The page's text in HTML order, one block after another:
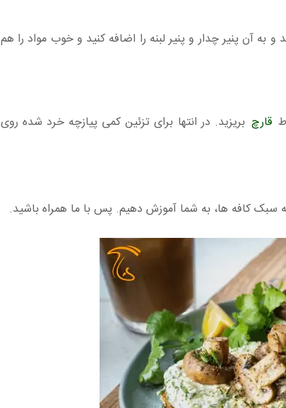
آن پنیر چدار و پنیر لبنه را اضافه کنید و خوب مواد را هم
قارچ بریزید. در انتها برای تزئین کمی پیازچه خرد شده روی
سبک کافه ها، به شما آموزش دهیم. پس با ما همراه باشید.